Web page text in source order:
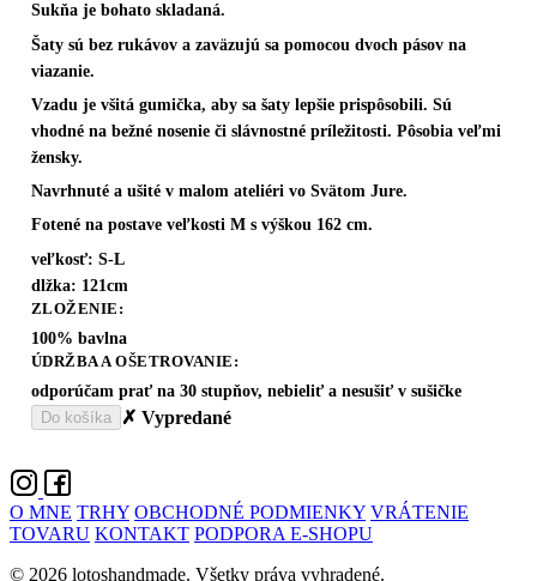
Sukňa je bohato skladaná.
Šaty sú bez rukávov a zaväzujú sa pomocou dvoch pásov na
viazanie.
Vzadu je všitá gumička, aby sa šaty lepšie prispôsobili. Sú
vhodné na bežné nosenie či slávnostné príležitosti. Pôsobia veľmi
žensky.
Navrhnuté a ušité v malom ateliéri vo Svätom Jure.
Fotené na postave veľkosti M s výškou 162 cm.
veľkosť: S-L
dlžka: 121cm
ZLOŽENIE:
100% bavlna
ÚDRŽBA A OŠETROVANIE:
odporúčam prať na 30 stupňov, nebieliť a nesušiť v sušičke
Do košíka
✗ Vypredané
O MNE TRHY OBCHODNÉ PODMIENKY VRÁTENIE
TOVARU KONTAKT PODPORA E-SHOPU
© 2026 lotoshandmade. Všetky práva vyhradené.